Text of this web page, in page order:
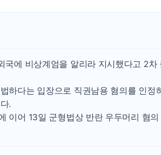
국에 비상계엄을 알리라 지시했다고 2차
하다는 입장으로 직권남용 혐의를 인정
.
이어 13일 군형법상 반란 우두머리 혐